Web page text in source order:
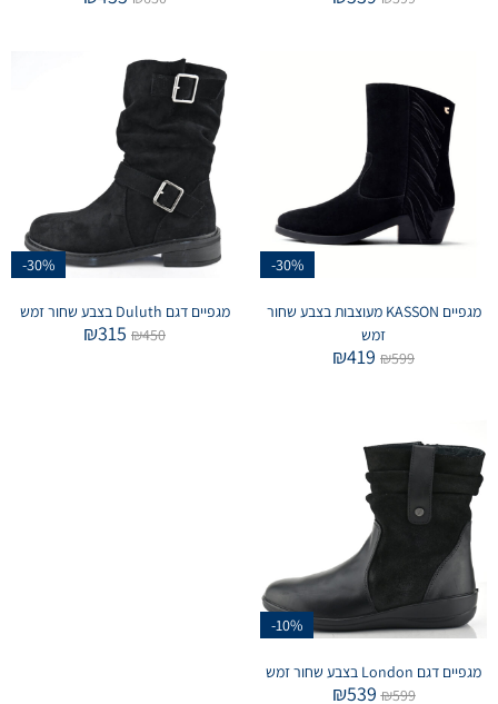
-30%
מגפיים KASSON מעוצבות בצבע שחור
זמש
₪599
₪419
-30%
מגפיים דגם Duluth בצבע שחור זמש
₪450
₪315
-10%
מגפיים דגם London בצבע שחור זמש
₪599
₪539